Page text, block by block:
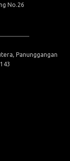
No.26
Panunggangan